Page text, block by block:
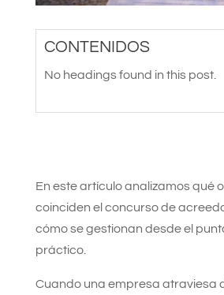
CONTENIDOS
No headings found in this post.
En este artículo analizamos qué
coinciden el concurso de
cómo se gestionan desde el
práctico.
Cuando una empresa atraviesa